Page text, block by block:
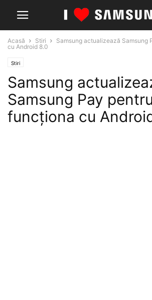
Acasă Stiri
Samsung actualizează Samsung
cu Android 8.0
Stiri
Samsung
Samsung Pay
funcționa cu